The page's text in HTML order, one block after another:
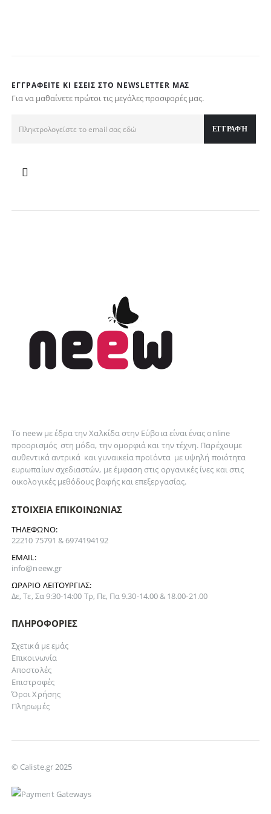
ΕΓΓΡΑΦΕΊΤΕ ΚΙ ΕΣΕΊΣ ΣΤΟ NEWSLETTER ΜΑΣ
Για να μαθαίνετε πρώτοι τις μεγάλες προσφορές μας.
Το neew με έδρα την Xαλκίδα στην Εύβοια είναι ένας online
προορισμός στη μόδα, τηνομορφιά και τηντέχνη. Παρέχουμε
αυθεντικάαντρικά καιγυναικείαπροϊόντα με υψηλή ποιότητα
ευρωπαίων σχεδιαστών, με έμφαση στις οργανικές ίνες και στις
οικολογικές μεθόδους βαφής και επεξεργασίας.
ΣΤΟΙΧΕΊΑ ΕΠΙΚΟΙΝΩΝΊΑΣ
ΤΗΛΈΦΩΝΟ:
22210 75791 & 6974194192
EMAIL:
info@neew.gr
ΩΡΆΡΙΟ ΛΕΙΤΟΥΡΓΊΑΣ:
Δε, Τε, Σα 9:30-14:00 Τρ, Πε, Πα 9.30-14.00 & 18.00-21.00
ΠΛΗΡΟΦΟΡΊΕΣ
Σχετικά με εμάς
Επικοινωνία
Αποστολές
Επιστροφές
Όροι Χρήσης
Πληρωμές
© Caliste.gr 2025